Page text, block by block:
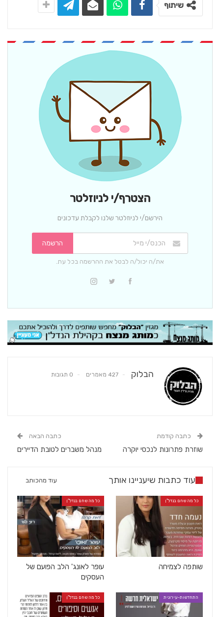
שיתוף
הצטרף/י לניוזלטר
הירשם/י לניוזלטר שלנו לקבלת עדכונים
הרשמה
את/ה יכול/ה לבטל את ההרשמה בכל עת.
הבלוק 427 מאמרים 0 תגובות
כתבה קודמת
שוזרת פתרונות לנכסי יוקרה
כתבה הבאה
מנהל משברים לטובת הדיירים
עוד כתבות שיעניינו אותך עוד מהכותב
כל מה שחם בנדל"ן
שותפה לצמיחה
כל מה שחם בנדל"ן
עופר לאונג' הלב הפועם של
העסקים
התחדשות-עירונית כל מה שחם בנדל"ן